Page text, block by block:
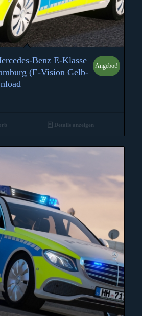
5.00
Benz E-Klasse
(E-Vision Gelb-
Angebot!
Details anzeigen